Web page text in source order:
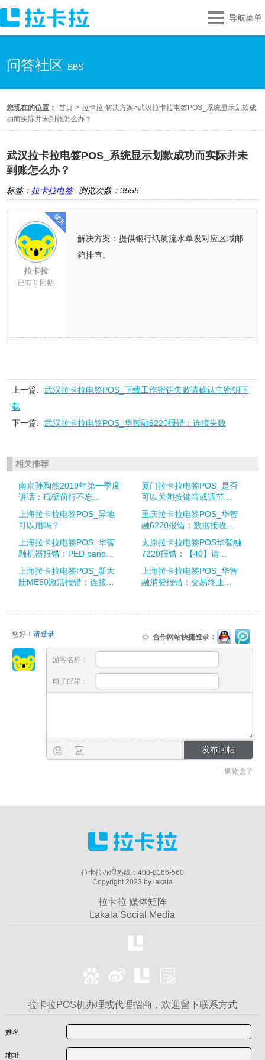
导航菜单
问答社区 BBS
您现在的位置： 首页 > 拉卡拉-解决方案>武汉拉卡拉电签POS_系统显示划款成
功而实际并未到账怎么办？
武汉拉卡拉电签POS_系统显示划款成功而实际并未
到账怎么办？
标签： 拉卡拉电签 浏览次数：3555
拉卡拉
已有 0 回帖
解决方案：提供银行纸质流水单发对应区域邮
箱排查。
上一篇:
武汉拉卡拉电签POS_下载工作密钥失败请确认主密钥下
载
下一篇:
武汉拉卡拉电签POS_华智融6220报错：连接失败
相关推荐
南京孙陶然2019年第一季度
讲话：砥砺前行不忘...
厦门拉卡拉电签POS_是否
可以关闭按键音或调节...
上海拉卡拉电签POS_异地
可以用吗？
重庆拉卡拉电签POS_华智
融6220报错：数据接收...
上海拉卡拉电签POS_华智
融机器报错：PED panp...
太原拉卡拉电签POS华智融
7220报错：【40】请...
上海拉卡拉电签POS_新大
陆ME50激活报错：连接...
上海拉卡拉电签POS_华智
融消费报错：交易终止...
您好！ 请登录 合作网站快捷登录：
游客名称：
电子邮箱：
购物盒子
拉卡拉办理热线：400-8166-560
Copyright 2023 by lakala
拉卡拉 媒体矩阵
Lakala Social Media
拉卡拉POS机办理或代理招商，欢迎留下联系方式
姓名
地址